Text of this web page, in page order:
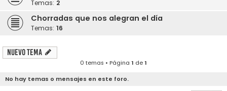
Temas: 2
Chorradas que nos alegran el día
Temas: 16
Nuevo Tema
0 temas • Página 1 de1
No hay temas o mensajes en este foro.